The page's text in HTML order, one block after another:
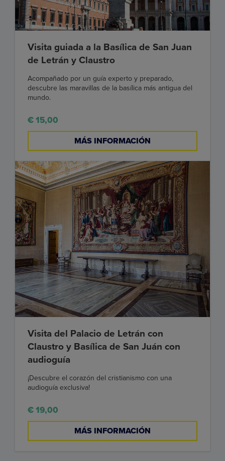
Visita guiada a la Basílica de San Juan
de Letrán y Claustro
Acompañado por un guía experto y preparado,
descubre las maravillas de la basílica más antigua del
mundo.
€ 15,00
MÁS INFORMACIÓN
Visita del Palacio de Letrán con
Claustro y Basílica de San Juán con
audioguía
¡Descubre el corazón del cristianismo con una
audioguía exclusiva!
€ 19,00
MÁS INFORMACIÓN